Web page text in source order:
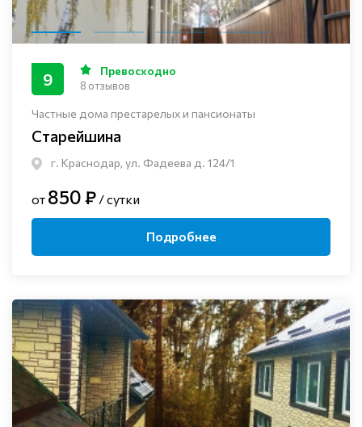
Частные дома престарелых и пансионаты
Старейшина
г. Краснодар, ул. Фадеева д. 124/1
9 Превосходно
8 отзывов
от 850 ₽ / сутки
Подробнее